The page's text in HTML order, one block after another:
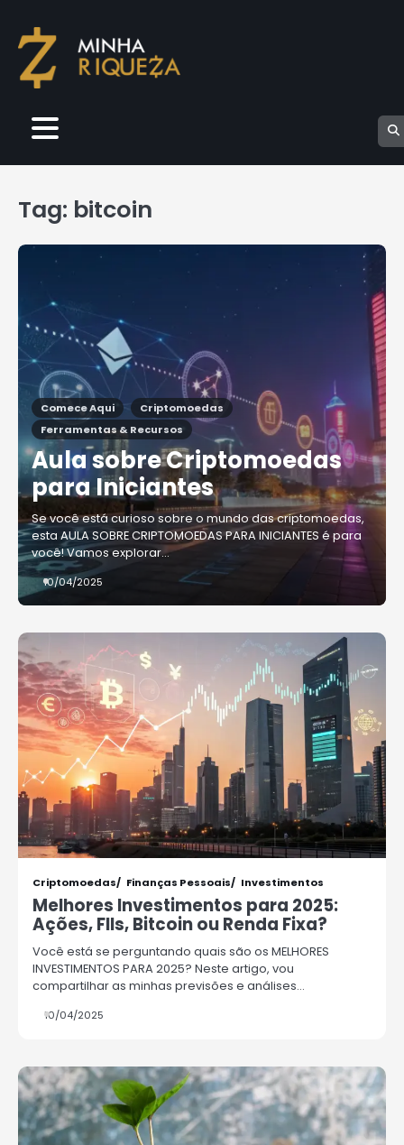
content
Tag: bitcoin
Comece Aqui
Criptomoedas
Ferramentas & Recursos
Aula sobre Criptomoedas
para Iniciantes
Se você está curioso sobre o mundo das criptomoedas,
esta AULA SOBRE CRIPTOMOEDAS PARA INICIANTES é para
você! Vamos explorar…
10/04/2025
Criptomoedas Finanças Pessoais Investimentos
Melhores Investimentos para 2025:
Ações, FIIs, Bitcoin ou Renda Fixa?
Você está se perguntando quais são os MELHORES
INVESTIMENTOS PARA 2025? Neste artigo, vou
compartilhar as minhas previsões e análises…
10/04/2025